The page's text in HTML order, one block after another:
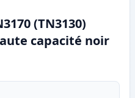
(TN3130)
capacité noir